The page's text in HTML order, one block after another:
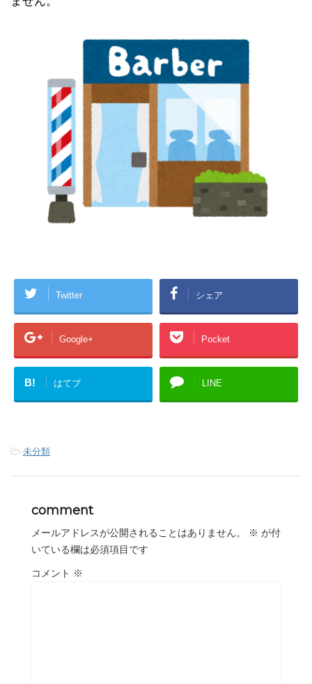
Twitter シェア
Google+ Pocket
B! はてブ LINE
-未分類
comment
メールアドレスが公開されることはありません。 ※ が付
いている欄は必須項目です
コメント ※